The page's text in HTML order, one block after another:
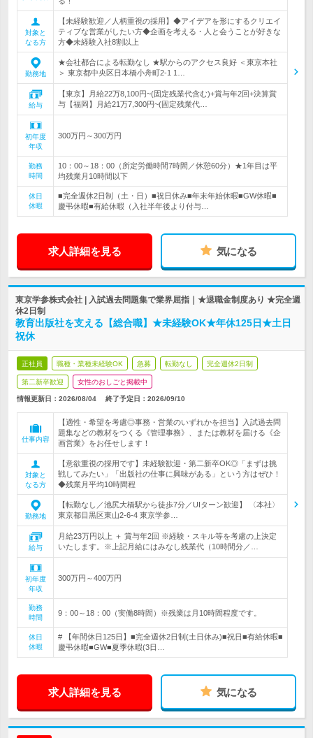
対象と
なる方
【未経験歓迎／人柄重視の採用】◆アイデアを形にするクリエイ
ティブな営業がしたい方◆企画を考える・人と会うことが好きな
方◆未経験入社8割以上
勤務地
★会社都合による転勤なし ★駅からのアクセス良好 ＜東京本社
＞ 東京都中央区日本橋小舟町2-1 1…
給与
【東京】月給22万8,100円~(固定残業代含む)+賞与年2回+決算賞
与【福岡】月給21万7,300円~(固定残業代…
初年度
年収
300万円～300万円
勤務
時間
10：00～18：00（所定労働時間7時間／休憩60分）★1年目は平
均残業月10時間以下
休日
休暇
■完全週休2日制（土・日）■祝日休み■年末年始休暇■GW休暇■
慶弔休暇■有給休暇（入社半年後より付与…
求人詳細を見る 気になる
東京学参株式会社 | 入試過去問題集で業界屈指｜★退職金制度あり ★完全週
休2日制
教育出版社を支える【総合職】★未経験OK★年休125日★土日
祝休
正社員 職種・業種未経験OK 急募 転勤なし 完全週休2日制
第二新卒歓迎 女性のおしごと掲載中
情報更新日：2026/08/04 終了予定日： 2026/09/10
仕事内容
【適性・希望を考慮◎事務・営業のいずれかを担当】入試過去問
題集などの教材をつくる《管理事務》、または教材を届ける《企
画営業》をお任せします！
対象と
なる方
【意欲重視の採用です】未経験歓迎・第二新卒OK◎「まずは挑
戦してみたい」「出版社の仕事に興味がある」という方はぜひ！
◆残業月平均10時間程
勤務地
【転勤なし／池尻大橋駅から徒歩7分／UIターン歓迎】 〈本社〉
東京都目黒区東山2-6-4 東京学参…
給与
月給23万円以上 ＋ 賞与年2回 ※経験・スキル等を考慮の上決定
いたします。※上記月給にはみなし残業代（10時間分／…
初年度
年収
300万円～400万円
勤務
時間
9：00～18：00（実働8時間）※残業は月10時間程度です。
休日
休暇
# 【年間休日125日】■完全週休2日制(土日休み)■祝日■有給休暇■
慶弔休暇■GW■夏季休暇(3日…
求人詳細を見る 気になる